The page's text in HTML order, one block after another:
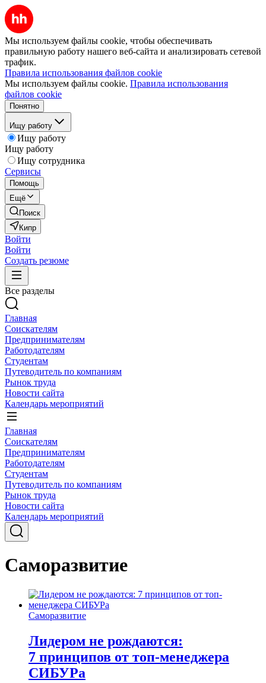
Мы используем файлы cookie, чтобы обеспечивать
правильную работу нашего веб-сайта и анализировать сетевой
трафик.
Правила использования файлов cookie
Мы используем файлы cookie. Правила использования
файлов cookie
Понятно
Ищу работу
Ищу работу
Ищу работу
Ищу сотрудника
Сервисы
Помощь
Ещё
Поиск
Кипр
Войти
Войти
Создать резюме
Все разделы
Главная
Соискателям
Предпринимателям
Работодателям
Студентам
Путеводитель по компаниям
Рынок труда
Новости сайта
Календарь мероприятий
Главная
Соискателям
Предпринимателям
Работодателям
Студентам
Путеводитель по компаниям
Рынок труда
Новости сайта
Календарь мероприятий
Саморазвитие
Саморазвитие
Лидером не рождаются:
7 принципов от топ-менеджера
СИБУРа